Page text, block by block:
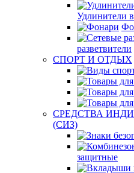
Удлинители
разветвители
СПОРТ И ОТДЫХ
СРЕДСТВА
(СИЗ)
защитные